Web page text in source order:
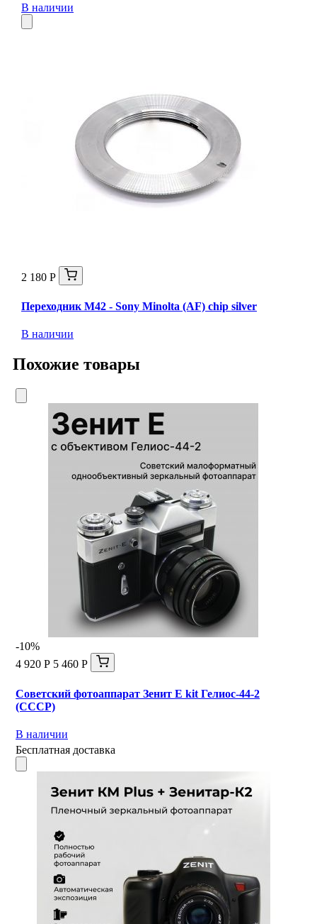
В наличии
2 180 Р
Переходник M42 - Sony Minolta (AF) chip silver
В наличии
Похожие товары
-10%
4 920 Р 5 460 Р
Советский фотоаппарат Зенит Е kit Гелиос-44-2
(СССР)
В наличии
Бесплатная доставка